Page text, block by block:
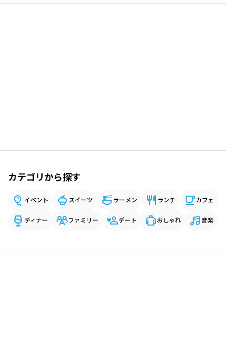
カテゴリから探す
イベント スイーツ ラーメン ランチ カフェ
ディナー ファミリー デート おしゃれ 音楽